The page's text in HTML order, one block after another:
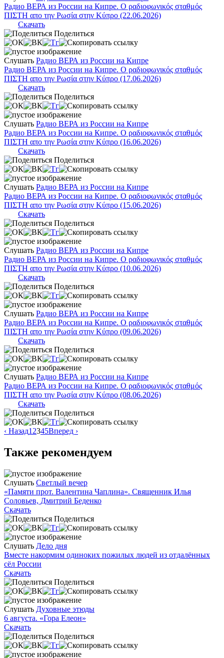
Радио ВЕРА из России на Кипре. Ο ραδιοφωνικός σταθμός
ΠΙΣΤΗ απο την Ρωσία στην Κύπρο (22.06.2026)
Скачать
Поделиться
Слушать Радио ВЕРА из России на Кипре
Радио ВЕРА из России на Кипре. Ο ραδιοφωνικός σταθμός
ΠΙΣΤΗ απο την Ρωσία στην Κύπρο (17.06.2026)
Скачать
Поделиться
Слушать Радио ВЕРА из России на Кипре
Радио ВЕРА из России на Кипре. Ο ραδιοφωνικός σταθμός
ΠΙΣΤΗ απο την Ρωσία στην Κύπρο (16.06.2026)
Скачать
Поделиться
Слушать Радио ВЕРА из России на Кипре
Радио ВЕРА из России на Кипре. Ο ραδιοφωνικός σταθμός
ΠΙΣΤΗ απο την Ρωσία στην Κύπρο (15.06.2026)
Скачать
Поделиться
Слушать Радио ВЕРА из России на Кипре
Радио ВЕРА из России на Кипре. Ο ραδιοφωνικός σταθμός
ΠΙΣΤΗ απο την Ρωσία στην Κύπρο (10.06.2026)
Скачать
Поделиться
Слушать Радио ВЕРА из России на Кипре
Радио ВЕРА из России на Кипре. Ο ραδιοφωνικός σταθμός
ΠΙΣΤΗ απο την Ρωσία στην Κύπρο (09.06.2026)
Скачать
Поделиться
Слушать Радио ВЕРА из России на Кипре
Радио ВЕРА из России на Кипре. Ο ραδιοφωνικός σταθμός
ΠΙΣΤΗ απο την Ρωσία στην Κύπρο (08.06.2026)
Скачать
Поделиться
‹ Назад1 2345Вперед ›
Также рекомендуем
Слушать Светлый вечер
«Памяти прот. Валентина Чаплина». Священник Илья
Соловьев, Дмитрий Беденко
Скачать
Поделиться
Слушать Дело дня
Вместе накормим одиноких пожилых людей из отдалённых
сёл России
Скачать
Поделиться
Слушать Духовные этюды
6 августа. «Гора Елеон»
Скачать
Поделиться